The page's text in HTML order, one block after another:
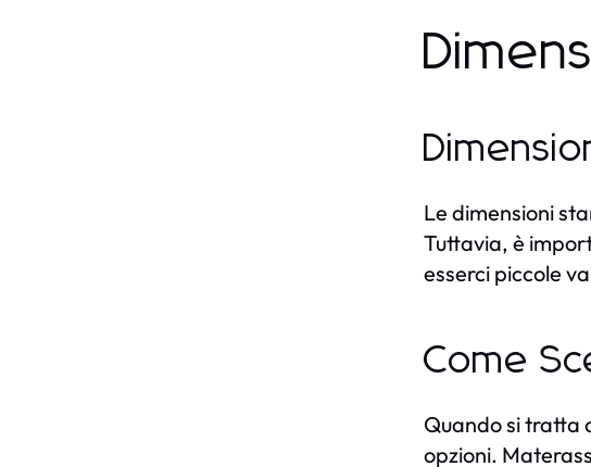
Le dimensioni
Tuttavia, è
esserci piccole
Come
Quando si tratta
opzioni.